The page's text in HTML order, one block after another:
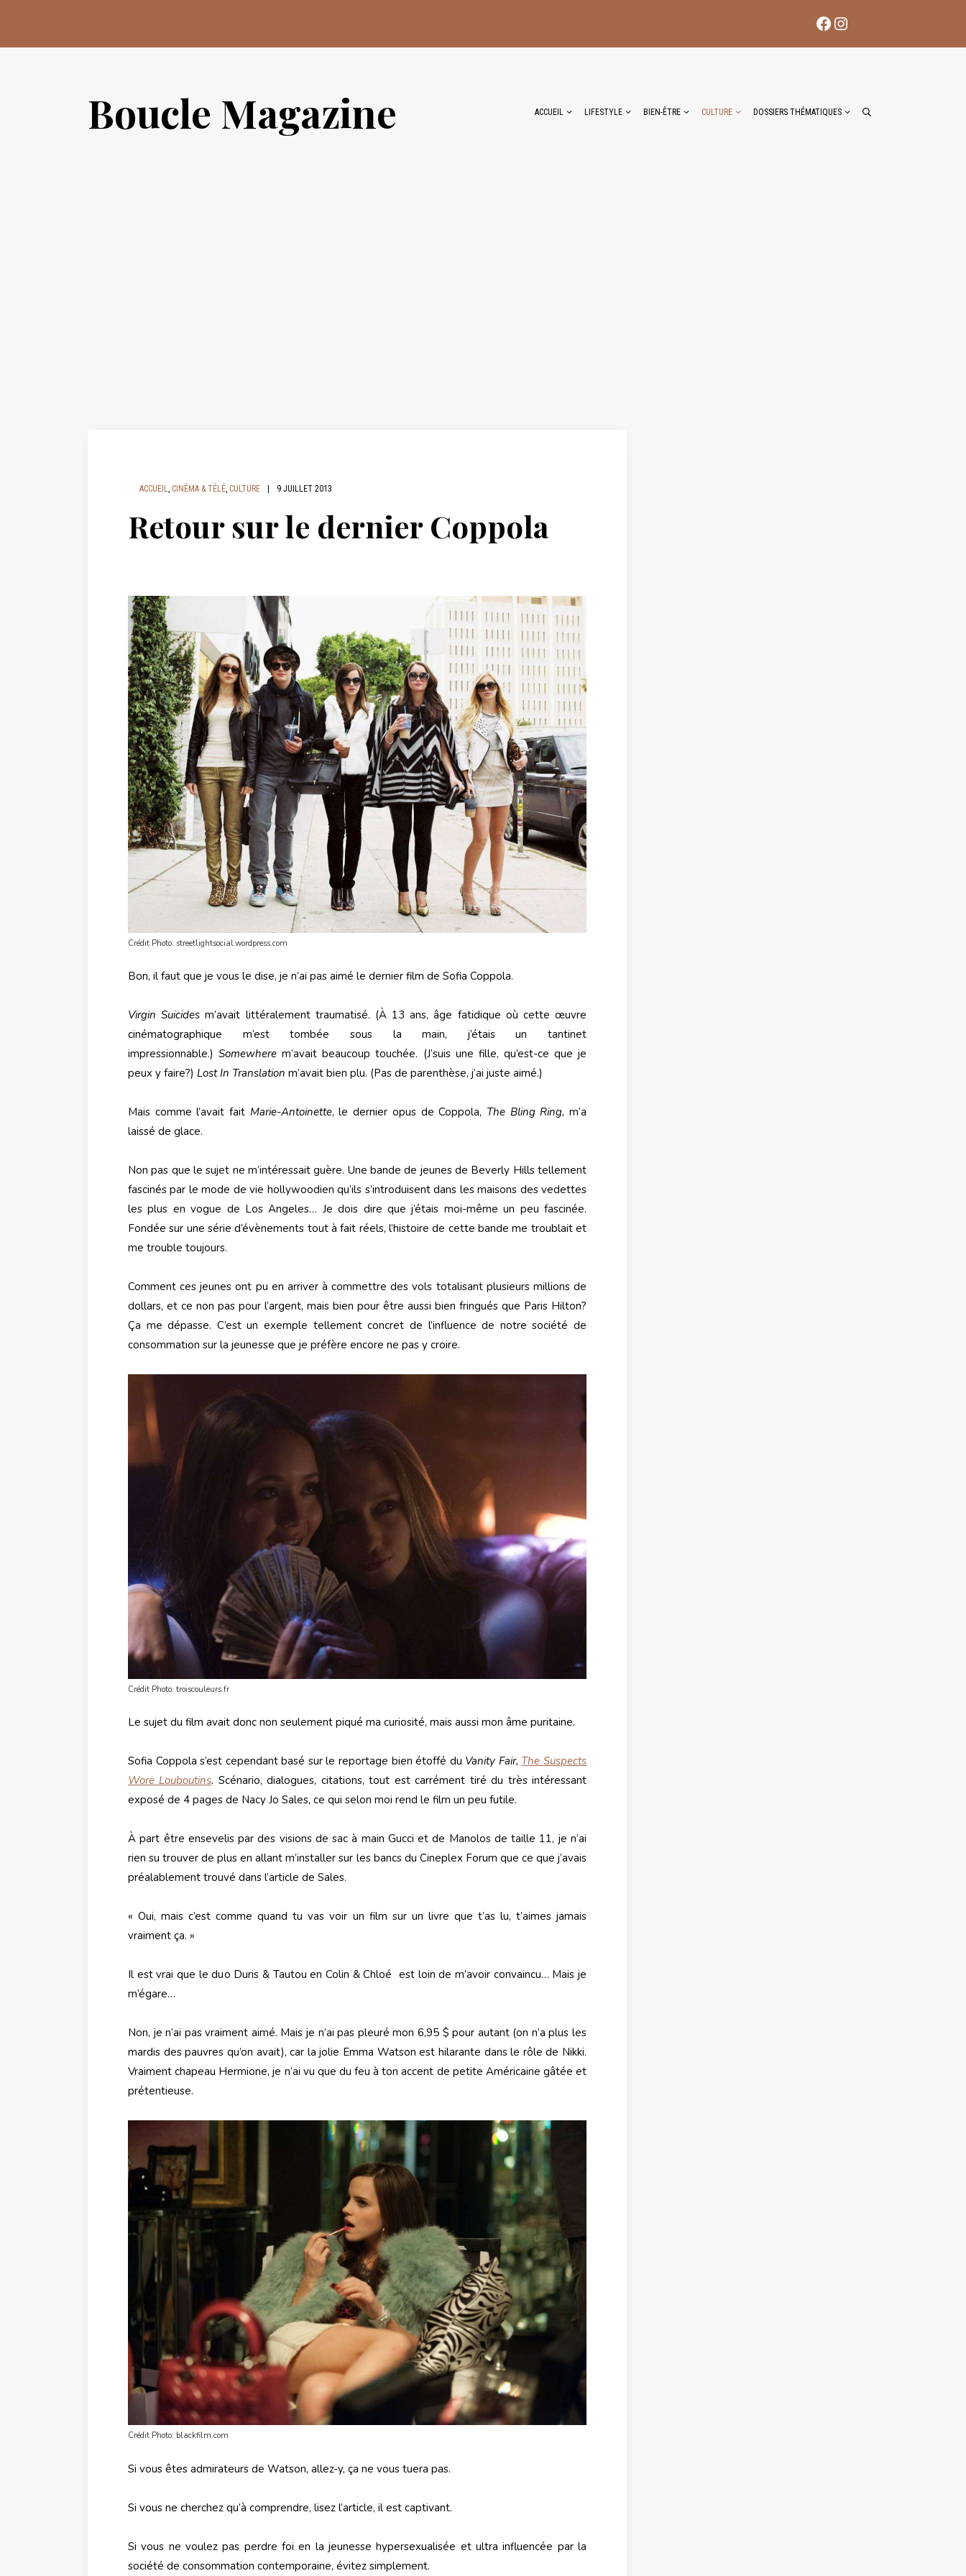
contenu
Facebook
Instagram
Boucle Magazine ACCUEIL LIFESTYLE BIEN-ÊTRE CULTURE DOSSIERS THÉMATIQUES
ACCUEIL, CINÉMA & TÉLÉ, CULTURE 9 JUILLET 2013
Retour sur le dernier Coppola
Crédit Photo: streetlightsocial.wordpress.com
Bon, il faut que je vous le dise, je n’ai pas aimé le dernier film de Sofia Coppola.
Virgin Suicides m’avait littéralement traumatisé. (À 13 ans, âge fatidique où cette œuvre
cinématographique m’est tombée sous la main, j’étais un tantinet
impressionnable.)Somewhere m’avait beaucoup touchée. (J’suis une fille, qu’est-ce que je
peux y faire?) Lost In Translation m’avait bien plu. (Pas de parenthèse, j’ai juste aimé.)
Mais comme l’avait fait Marie-Antoinette, le dernier opus de Coppola, The Bling Ring, m’a
laissé de glace.
Non pas que le sujet ne m’intéressait guère. Une bande de jeunes de Beverly Hills tellement
fascinés par le mode de vie hollywoodien qu’ils s’introduisent dans les maisons des vedettes
les plus en vogue de Los Angeles… Je dois dire que j’étais moi-même un peu fascinée.
Fondée sur une série d’évènements tout à fait réels, l’histoire de cette bande me troublait et
me trouble toujours.
Comment ces jeunes ont pu en arriver à commettre des vols totalisant plusieurs millions de
dollars, et ce non pas pour l’argent, mais bien pour être aussi bien fringués que Paris Hilton?
Ça me dépasse. C’est un exemple tellement concret de l’influence de notre société de
consommation sur la jeunesse que je préfère encore ne pas y croire.
Crédit Photo: troiscouleurs.fr
Le sujet du film avait donc non seulement piqué ma curiosité, mais aussi mon âme puritaine.
Sofia Coppola s’est cependant basé sur le reportage bien étoffé du Vanity Fair, The Suspects
Wore Louboutins. Scénario, dialogues, citations, tout est carrément tiré du très intéressant
exposé de 4 pages de Nacy Jo Sales, ce qui selon moi rend le film un peu futile.
À part être ensevelis par des visions de sac à main Gucci et de Manolos de taille 11, je n’ai
rien su trouver de plus en allant m’installer sur les bancs du Cineplex Forum que ce que j’avais
préalablement trouvé dans l’article de Sales.
« Oui, mais c’est comme quand tu vas voir un film sur un livre que t’as lu, t’aimes jamais
vraiment ça. »
Il est vrai que le duo Duris & Tautou en Colin & Chloé est loin de m’avoir convaincu… Mais je
m’égare…
Non, je n’ai pas vraiment aimé. Mais je n’ai pas pleuré mon 6,95 $ pour autant (on n’a plus les
mardis des pauvres qu’on avait), car la jolie Emma Watson est hilarante dans le rôle de Nikki.
Vraiment chapeau Hermione, je n’ai vu que du feu à ton accent de petite Américaine gâtée et
prétentieuse.
Crédit Photo: blackfilm.com
Si vous êtes admirateurs de Watson, allez-y, ça ne vous tuera pas.
Si vous ne cherchez qu’à comprendre, lisez l’article, il est captivant.
Si vous ne voulez pas perdre foi en la jeunesse hypersexualisée et ultra influencée par la
société de consommation contemporaine, évitez simplement.